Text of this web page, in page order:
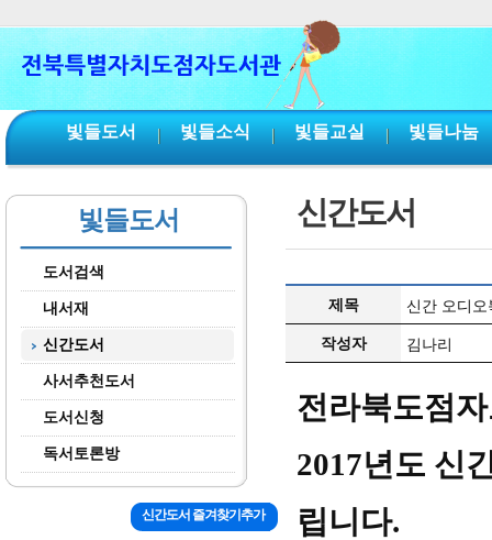
빛들도서 빛들소식 빛들교실 빛들나눔
빛들도서
도서검색
내서재
신간도서
사서추천도서
도서신청
독서토론방
신간도서
제목 신간 오디
작성자 김나리
전라북도점
2017년도 신
립니다.
신간도서 즐겨찾기추가